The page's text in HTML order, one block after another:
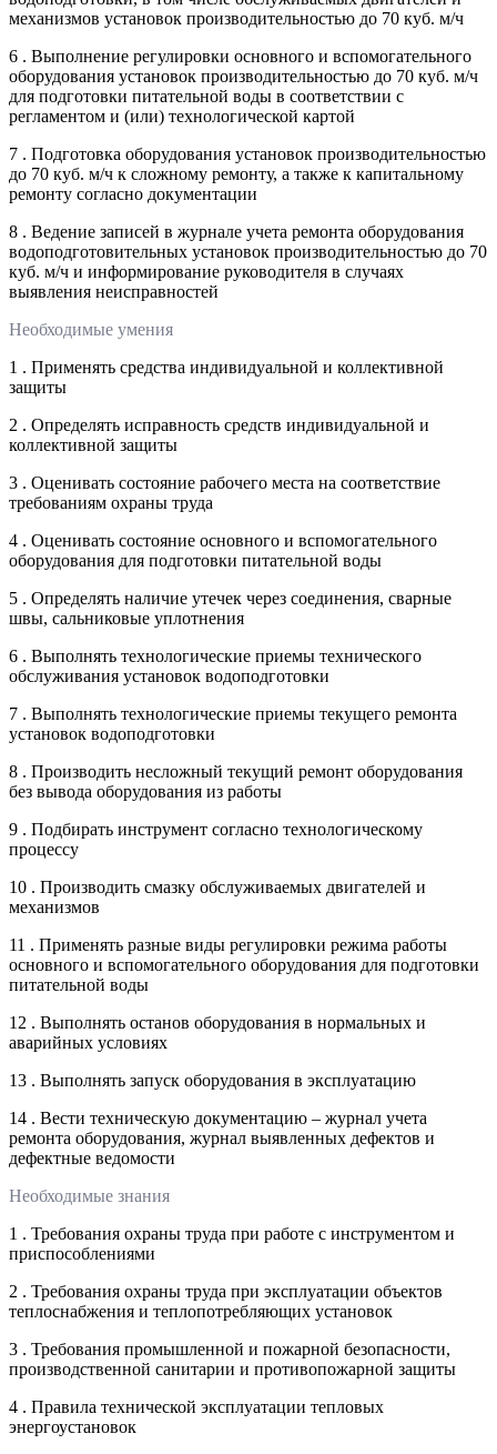
механизмов установок производительностью до 70 куб. м/ч
6 . Выполнение регулировки основного и вспомогательного
оборудования установок производительностью до 70 куб. м/ч
для подготовки питательной воды в соответствии с
регламентом и (или) технологической картой
7 . Подготовка оборудования установок производительностью
до 70 куб. м/ч к сложному ремонту, а также к капитальному
ремонту согласно документации
8 . Ведение записей в журнале учета ремонта оборудования
водоподготовительных установок производительностью до 70
куб. м/ч и информирование руководителя в случаях
выявления неисправностей
Необходимые умения
1 . Применять средства индивидуальной и коллективной
защиты
2 . Определять исправность средств индивидуальной и
коллективной защиты
3 . Оценивать состояние рабочего места на соответствие
требованиям охраны труда
4 . Оценивать состояние основного и вспомогательного
оборудования для подготовки питательной воды
5 . Определять наличие утечек через соединения, сварные
швы, сальниковые уплотнения
6 . Выполнять технологические приемы технического
обслуживания установок водоподготовки
7 . Выполнять технологические приемы текущего ремонта
установок водоподготовки
8 . Производить несложный текущий ремонт оборудования
без вывода оборудования из работы
9 . Подбирать инструмент согласно технологическому
процессу
10 . Производить смазку обслуживаемых двигателей и
механизмов
11 . Применять разные виды регулировки режима работы
основного и вспомогательного оборудования для подготовки
питательной воды
12 . Выполнять останов оборудования в нормальных и
аварийных условиях
13 . Выполнять запуск оборудования в эксплуатацию
14 . Вести техническую документацию – журнал учета
ремонта оборудования, журнал выявленных дефектов и
дефектные ведомости
Необходимые знания
1 . Требования охраны труда при работе с инструментом и
приспособлениями
2 . Требования охраны труда при эксплуатации объектов
теплоснабжения и теплопотребляющих установок
3 . Требования промышленной и пожарной безопасности,
производственной санитарии и противопожарной защиты
4 . Правила технической эксплуатации тепловых
энергоустановок